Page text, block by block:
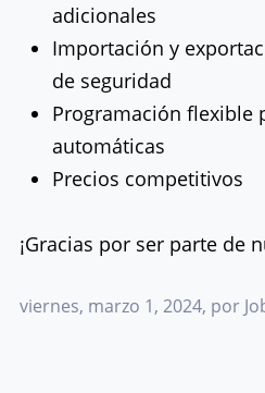
adicionales
Importación y
de seguridad
Programación flexible
automáticas
Precios competitivos
¡Gracias por ser parte de
viernes, marzo 1, 2024, por